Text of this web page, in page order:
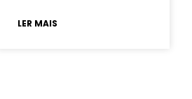
LER MAIS